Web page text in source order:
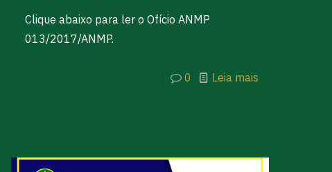
Clique abaixo para ler o Ofício ANMP
013/2017/ANMP.
0 Leia mais